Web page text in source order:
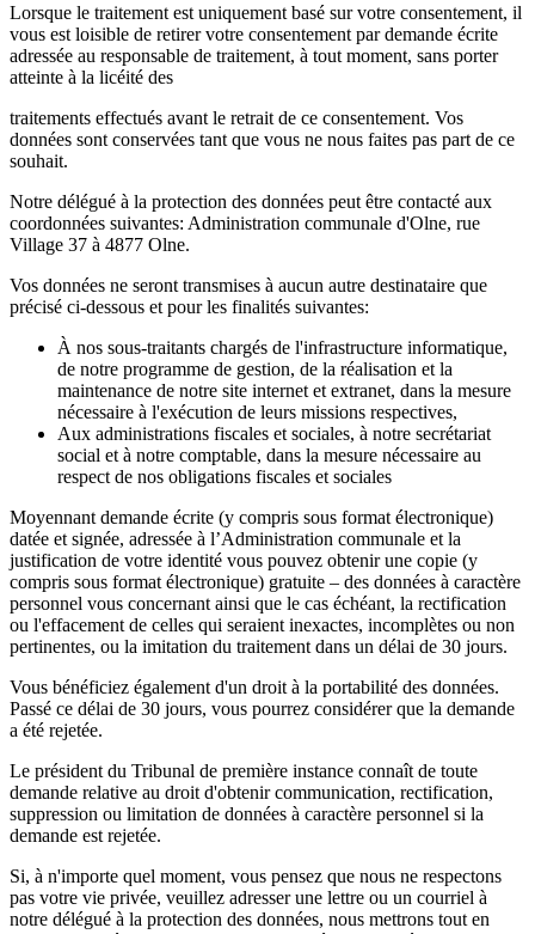
Lorsque le traitement est uniquement basé sur votre consentement, il
vous est loisible de retirer votre consentement par demande écrite
adressée au responsable de traitement, à tout moment, sans porter
atteinte à la licéité des
traitements effectués avant le retrait de ce consentement. Vos
données sont conservées tant que vous ne nous faites pas part de ce
souhait.
Notre délégué à la protection des données peut être contacté aux
coordonnées suivantes: Administration communale d'Olne, rue
Village 37 à 4877 Olne.
Vos données ne seront transmises à aucun autre destinataire que
précisé ci-dessous et pour les finalités suivantes:
À nos sous-traitants chargés de l'infrastructure informatique,
de notre programme de gestion, de la réalisation et la
maintenance de notre site internet et extranet, dans la mesure
nécessaire à l'exécution de leurs missions respectives,
Aux administrations fiscales et sociales, à notre secrétariat
social et à notre comptable, dans la mesure nécessaire au
respect de nos obligations fiscales et sociales
Moyennant demande écrite (y compris sous format électronique)
datée et signée, adressée à l’Administration communale et la
justification de votre identité vous pouvez obtenir une copie (y
compris sous format électronique) gratuite – des données à caractère
personnel vous concernant ainsi que le cas échéant, la rectification
ou l'effacement de celles qui seraient inexactes, incomplètes ou non
pertinentes, ou la imitation du traitement dans un délai de 30 jours.
Vous bénéficiez également d'un droit à la portabilité des données.
Passé ce délai de 30 jours, vous pourrez considérer que la demande
a été rejetée.
Le président du Tribunal de première instance connaît de toute
demande relative au droit d'obtenir communication, rectification,
suppression ou limitation de données à caractère personnel si la
demande est rejetée.
Si, à n'importe quel moment, vous pensez que nous ne respectons
pas votre vie privée, veuillez adresser une lettre ou un courriel à
notre délégué à la protection des données, nous mettrons tout en